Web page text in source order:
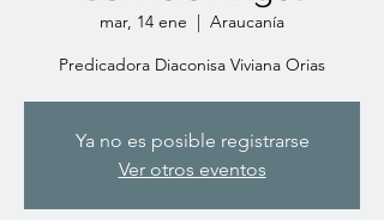
mar, 14 ene
  |
Araucanía
Predicadora Diaconisa Viviana Orias
Ya no es posible registrarse
Ver otros eventos